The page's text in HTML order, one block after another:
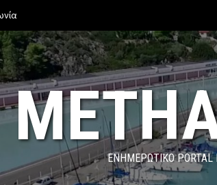
ΕΝΗΜΕΡΩΤΙΚΌ